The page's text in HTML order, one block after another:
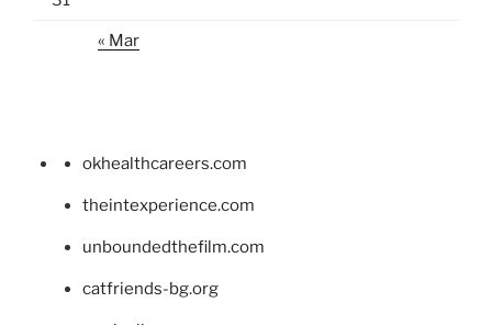
« Mar
okhealthcareers.com
theintexperience.com
unboundedthefilm.com
catfriends-bg.org